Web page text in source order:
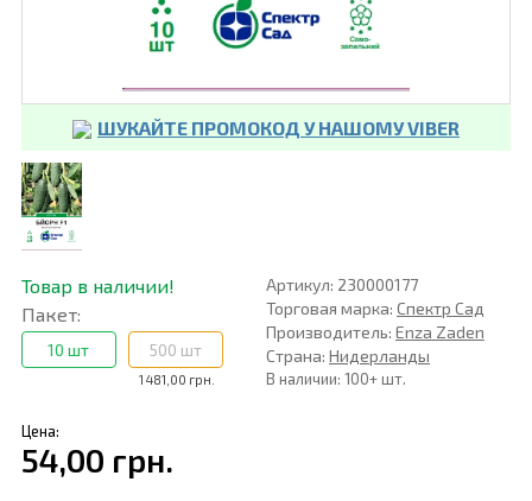
ШУКАЙТЕ ПРОМОКОД У НАШОМУ VIBER
Товар в наличии!
Пакет:
10 шт
1 481,00 грн.
500 шт
Артикул: 230000177
Торговая марка: Спектр Сад
Производитель: Enza Zaden
Страна: Нидерланды
В наличии: 100+ шт.
Цена:
54,00 грн.